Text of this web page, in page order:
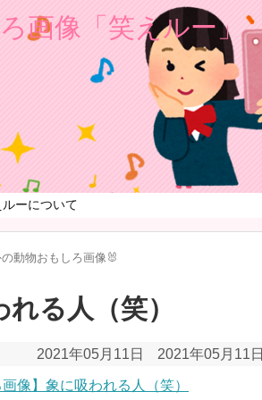
ルーについて
動物おもしろ画像🐰
る人（笑）
2021年05月11日 2021年05月11日